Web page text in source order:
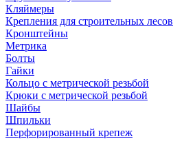
Кляймеры
Крепления для строительных лесов
Кронштейны
Метрика
Болты
Гайки
Кольцо с метрической резьбой
Крюки с метрической резьбой
Шайбы
Шпильки
Перфорированный крепеж